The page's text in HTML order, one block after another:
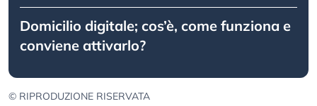
Domicilio digitale; cos’è, come funziona e
conviene attivarlo?
© RIPRODUZIONE RISERVATA